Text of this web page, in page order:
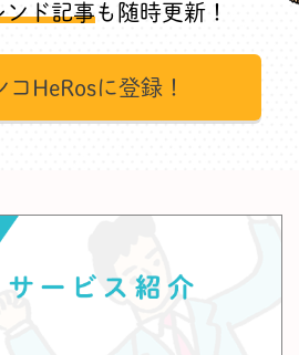
ンド記事も随時更新！
コHeRosに登録！